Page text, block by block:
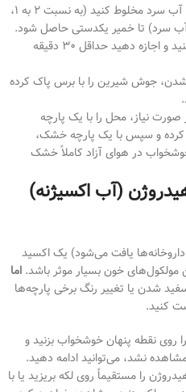
مقداری جوش شیرین را با آب سرد مخلوط کنید (به نسبت ۲ به ۱،
خمیر را روی لکه پخش کنید و اجازه دهید حداقل ۳۰ دقیقه
جوش شیرین را با برس پاک کرده
صورت نیاز، محل را با یک پارچه
کرده و سپس با یک پارچه خشک،
در هوای آزاد کاملاً خشک
(آب اکسیژنه)
معمولاً در داروخانه‌ها یافت می‌شود) یک اکسید
خون بسیار موثر باشد. اما
شدن یا تغییر رنگ برخی پارچه‌ها
کنید.
روی نقطه پنهان خوشخواب بزنید و
نشد، می‌توانید ادامه دهید.
را مستقیماً روی لکه بریزید یا با